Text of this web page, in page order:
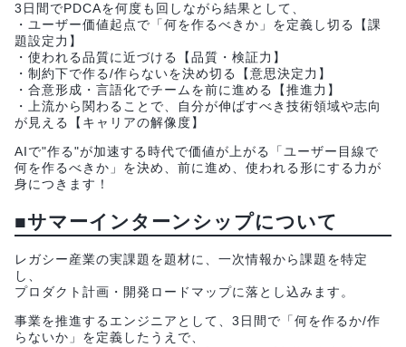
3日間でPDCAを何度も回しながら結果として、
・ユーザー価値起点で「何を作るべきか」を定義し切る【課
題設定力】
・使われる品質に近づける【品質・検証力】
・制約下で作る/作らないを決め切る【意思決定力】
・合意形成・言語化でチームを前に進める【推進力】
・上流から関わることで、自分が伸ばすべき技術領域や志向
が見える【キャリアの解像度】
AIで"作る"が加速する時代で価値が上がる「ユーザー目線で
何を作るべきか」を決め、前に進め、使われる形にする力が
身につきます！
■サマーインターンシップについて
レガシー産業の実課題を題材に、一次情報から課題を特定
し、
プロダクト計画・開発ロードマップに落とし込みます。
事業を推進するエンジニアとして、3日間で「何を作るか/作
らないか」を定義したうえで、